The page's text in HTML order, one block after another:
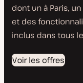
dont un à Paris,
et des
inclus dans tous
Voir les offres